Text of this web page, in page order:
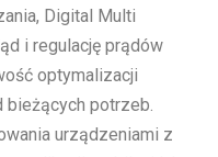
Digital Multi
i regulację prądów
optymalizacji
potrzeb.
urządzeniami z